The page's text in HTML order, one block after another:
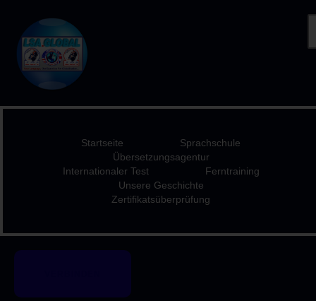
Startseite
Sprachschule
Übersetzungsagentur
Internationaler Test
Ferntraining
Unsere Geschichte
Zertifikatsüberprüfung
STARTSEITE
SPRACHSCHULE
INTERNATIONALER
UNSERE GESCHICHTE